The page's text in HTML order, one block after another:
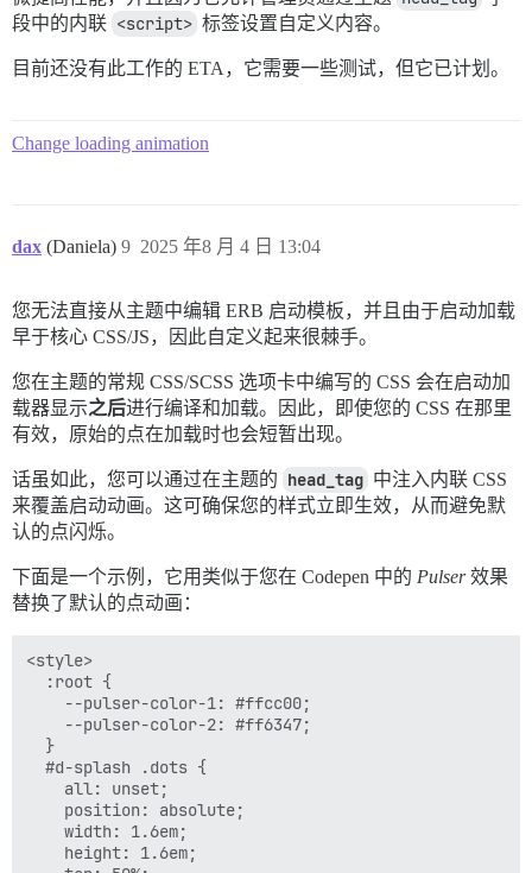
段中的内联 <script> 标签设置自定义内容。
目前还没有此工作的 ETA，它需要一些测试，但它已计划。
Change loading animation
dax (Daniela) 2025 年8 月 4 日 13:04
9
您无法直接从主题中编辑 ERB 启动模板，并且由于启动加载
早于核心 CSS/JS，因此自定义起来很棘手。
您在主题的常规 CSS/SCSS 选项卡中编写的 CSS 会在启动加
载器显示之后进行编译和加载。因此，即使您的 CSS 在那里
有效，原始的点在加载时也会短暂出现。
话虽如此，您可以通过在主题的 head_tag 中注入内联 CSS
来覆盖启动动画。这可确保您的样式立即生效，从而避免默
认的点闪烁。
下面是一个示例，它用类似于您在 Codepen 中的 Pulser效果
替换了默认的点动画：
<style>
  :root {
    --pulser-color-1: #ffcc00;
    --pulser-color-2: #ff6347;
  }
  #d-splash .dots {
    all: unset;
    position: absolute;
    width: 1.6em;
    height: 1.6em;